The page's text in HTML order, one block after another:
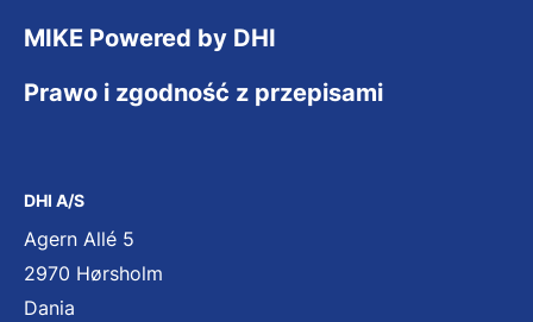
MIKE Powered by DHI
Prawo i zgodność z przepisami
DHI A/S
Agern Allé 5
2970 Hørsholm
Dania